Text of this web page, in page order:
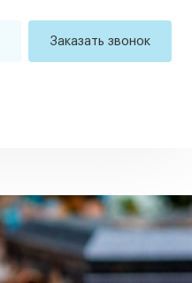
Заказать звонок